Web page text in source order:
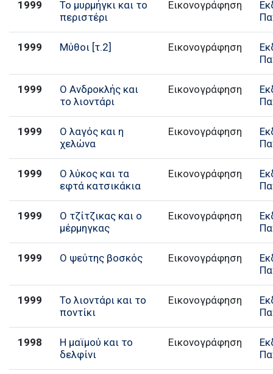
1999
Το μυρμήγκι και το
περιστέρι
Εικονογράφηση
1999 Μύθοι [τ.2] Εικονογράφηση
1999
Ο Ανδροκλής και
το λιοντάρι
Εικονογράφηση
1999
Ο λαγός και η
χελώνα
Εικονογράφηση
1999
Ο λύκος και τα
εφτά κατσικάκια
Εικονογράφηση
1999
Ο τζίτζικας και ο
μέρμηγκας
Εικονογράφηση
1999 Ο ψεύτης βοσκός Εικονογράφηση
1999
Το λιοντάρι και το
ποντίκι
Εικονογράφηση
1998
Η μαϊμού και το
δελφίνι
Εικονογράφηση